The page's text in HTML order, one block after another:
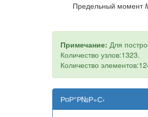
Предельный момент
Примечание: Для
Количество узлов:1323.
Количество
Р¤Р°Р№Р»С‹